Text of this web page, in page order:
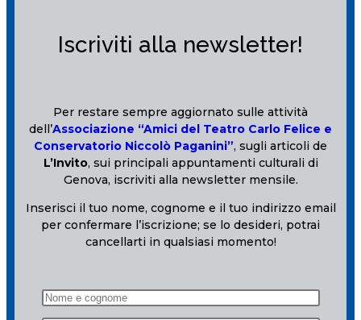
Iscriviti alla newsletter!
Per restare sempre aggiornato sulle attività
dell’Associazione “Amici del Teatro Carlo Felice e
Conservatorio Niccolò Paganini”, sugli articoli de
L’Invito, sui principali appuntamenti culturali di
Genova, iscriviti alla newsletter mensile.
Inserisci il tuo nome, cognome e il tuo indirizzo email
per confermare l’iscrizione; se lo desideri, potrai
cancellarti in qualsiasi momento!